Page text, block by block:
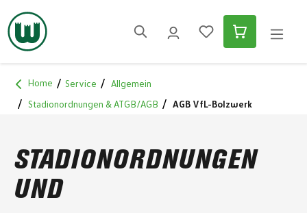
springen
Home Service Allgemein
Stadionordnungen & ATGB/AGB AGB VfL-Bolzwerk
STADIONORDNUNGEN
UND